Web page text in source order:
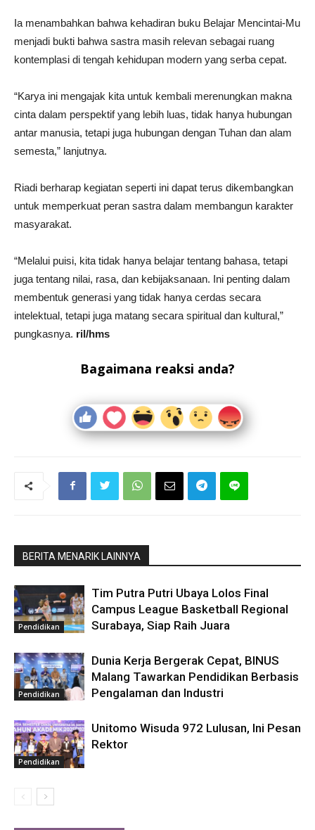
Ia menambahkan bahwa kehadiran buku Belajar Mencintai-Mu
menjadi bukti bahwa sastra masih relevan sebagai ruang
kontemplasi di tengah kehidupan modern yang serba cepat.
“Karya ini mengajak kita untuk kembali merenungkan makna
cinta dalam perspektif yang lebih luas, tidak hanya hubungan
antar manusia, tetapi juga hubungan dengan Tuhan dan alam
semesta,” lanjutnya.
Riadi berharap kegiatan seperti ini dapat terus dikembangkan
untuk memperkuat peran sastra dalam membangun karakter
masyarakat.
“Melalui puisi, kita tidak hanya belajar tentang bahasa, tetapi
juga tentang nilai, rasa, dan kebijaksanaan. Ini penting dalam
membentuk generasi yang tidak hanya cerdas secara
intelektual, tetapi juga matang secara spiritual dan kultural,”
pungkasnya. ril/hms
Bagaimana reaksi anda?
BERITA MENARIK LAINNYA
Pendidikan
Tim Putra Putri Ubaya Lolos Final
Campus League Basketball Regional
Surabaya, Siap Raih Juara
Pendidikan
Dunia Kerja Bergerak Cepat, BINUS
Malang Tawarkan Pendidikan Berbasis
Pengalaman dan Industri
Pendidikan
Unitomo Wisuda 972 Lulusan, Ini Pesan
Rektor